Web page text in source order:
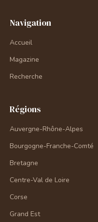
Navigation
Accueil
Magazine
Recherche
Régions
Auvergne-Rhône-Alpes
Bourgogne-Franche-Comté
Bretagne
Centre-Val de Loire
Corse
Grand Est